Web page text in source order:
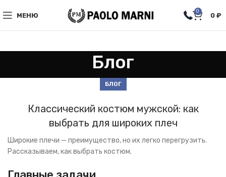
МЕНЮ
0
0 ₽
Блог
БЛОГ
Классический костюм мужской: как
выбрать для широких плеч
Широкие плечи — преимущество, но их легко перегрузить.
Рассказываем, как выбрать костюм.